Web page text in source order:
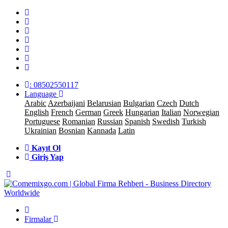
: 08502550117
Language
Arabic Azerbaijani Belarusian Bulgarian Czech Dutch
English French German Greek Hungarian Italian Norwegian
Portuguese Romanian Russian Spanish Swedish Turkish
Ukrainian Bosnian Kannada Latin
Kayıt Ol
Giriş Yap
Firmalar